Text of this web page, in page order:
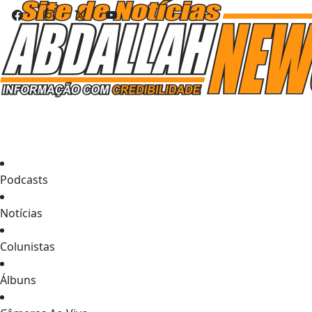
Podcasts
Notícias
Colunistas
Álbuns